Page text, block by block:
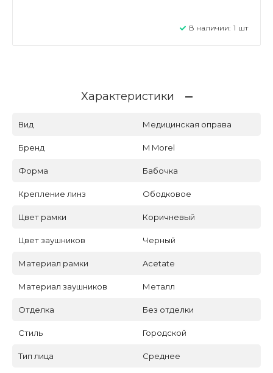
В наличии: 1 шт
Характеристики
Вид Медицинская оправа
Бренд M Morel
Форма Бабочка
Крепление линз Ободковое
Цвет рамки Коричневый
Цвет заушников Черный
Материал рамки Acetate
Материал заушников Металл
Отделка Без отделки
Стиль Городской
Тип лица Среднее